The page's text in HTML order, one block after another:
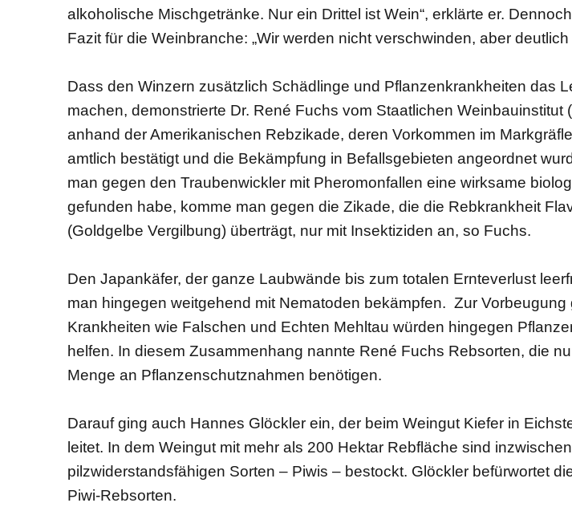
alkoholische Mischgetränke. Nur ein Drittel ist Wein“, erklärte er.
Fazit für die Weinbranche: „Wir werden nicht verschwinden, aber deutlich
Dass den Winzern zusätzlich Schädlinge und Pflanzenkrankheiten das
machen, demonstrierte Dr. René Fuchs vom Staatlichen Weinbauinstitut
anhand der Amerikanischen Rebzikade, deren Vorkommen im
amtlich bestätigt und die Bekämpfung in Befallsgebieten angeordnet
man gegen den Traubenwickler mit Pheromonfallen eine wirksame
gefunden habe, komme man gegen die Zikade, die die Rebkrankheit
(Goldgelbe Vergilbung) überträgt, nur mit Insektiziden an, so Fuchs.
Den Japankäfer, der ganze Laubwände bis zum totalen Ernteverlust
man hingegen weitgehend mit Nematoden bekämpfen. Zur Vorbeugung
Krankheiten wie Falschen und Echten Mehltau würden hingegen
helfen. In diesem Zusammenhang nannte René Fuchs Rebsorten, die
Menge an Pflanzenschutznahmen benötigen.
Darauf ging auch Hannes Glöckler ein, der beim Weingut Kiefer in
leitet. In dem Weingut mit mehr als 200 Hektar Rebfläche sind
pilzwiderstandsfähigen Sorten – Piwis – bestockt. Glöckler befürwortet
Piwi-Rebsorten.